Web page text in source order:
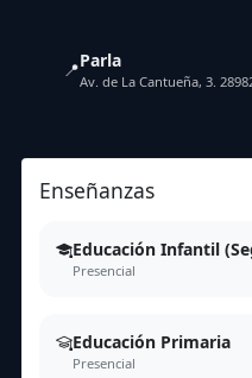
📍Parla
Av. de La Cantueña, 3.
Enseñanzas
Educación Infantil
Presencial
Educación Primaria
Presencial